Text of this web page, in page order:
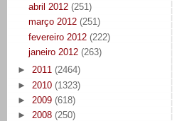
abril 2012 (251)
março 2012 (251)
fevereiro 2012 (222)
janeiro 2012 (263)
► 2011 (2464)
► 2010 (1323)
► 2009 (618)
► 2008 (250)